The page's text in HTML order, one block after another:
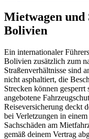
Mietwagen
Bolivien
Ein internationaler
Bolivien zusätzlich zum
Straßenverhältnisse sind
nicht asphaltiert, die
Strecken können
angebotene
Reiseversicherung deckt
bei Verletzungen in
Sachschäden am
gemäß deinem Vertrag